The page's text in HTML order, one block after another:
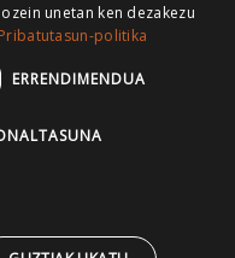
unetan ken dezakezu
Pribatutasun-politika
ERRENDIMENDUA